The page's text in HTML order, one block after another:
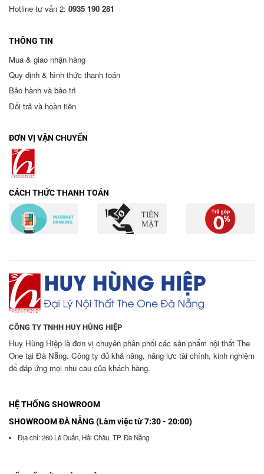
Hotline tư vấn 2: 0935 190 281
THÔNG TIN
Mua & giao nhận hàng
Quy định & hình thức thanh toán
Bảo hành và bảo trì
Đổi trả và hoàn tiền
ĐƠN VỊ VẬN CHUYỂN
CÁCH THỨC THANH TOÁN
CÔNG TY TNHH HUY HÙNG HIỆP
Huy Hùng Hiệp là đơn vị chuyên phân phối các sản phẩm nội thất The
One tại Đà Nẵng. Công ty đủ khả năng, năng lực tài chính, kinh nghiệm
để đáp ứng mọi nhu cầu của khách hàng.
HỆ THỐNG SHOWROOM
SHOWROOM ĐÀ NẴNG (Làm việc từ 7:30 - 20:00)
Địa chỉ: 260 Lê Duẩn, Hải Châu, TP. Đà Nẵng